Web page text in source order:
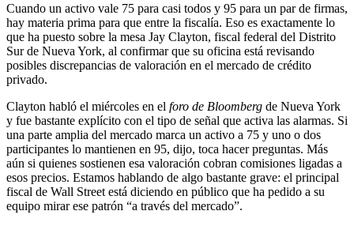
Cuando un activo vale 75 para casi todos y 95 para un par de firmas,
hay materia prima para que entre la fiscalía. Eso es exactamente lo
que ha puesto sobre la mesa Jay Clayton, fiscal federal del Distrito
Sur de Nueva York, al confirmar que su oficina está revisando
posibles discrepancias de valoración en el mercado de crédito
privado.
Clayton habló el miércoles en el foro de Bloomberg de Nueva York
y fue bastante explícito con el tipo de señal que activa las alarmas. Si
una parte amplia del mercado marca un activo a 75 y uno o dos
participantes lo mantienen en 95, dijo, toca hacer preguntas. Más
aún si quienes sostienen esa valoración cobran comisiones ligadas a
esos precios. Estamos hablando de algo bastante grave: el principal
fiscal de Wall Street está diciendo en público que ha pedido a su
equipo mirar ese patrón “a través del mercado”.